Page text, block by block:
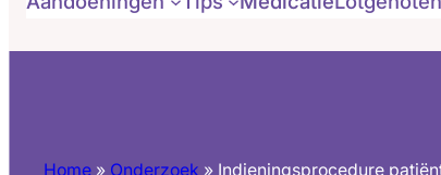
Home » Onderzoek » Indieningsprocedure